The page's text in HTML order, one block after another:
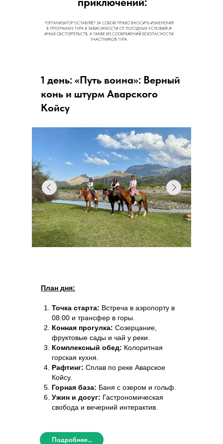
*ОРГАНИЗАТОР ОСТАВЛЯЕТ ЗА СОБОЙ ПРАВО ВНОСИТЬ ИЗМЕНЕНИЯ
В ПРОГРАММУ ТУРА В ЗАВИСИМОСТИ ОТ ПОГОДНЫХ УСЛОВИЙ И
ИНЫХ ОБСТОЯТЕЛЬСТВ, А ТАКЖЕ ИЗ СООБРАЖЕНИЙ БЕЗОПАСНОСТИ
УЧАСТНИКОВ ТУРА.
1 день: «Путь воина»: Верный
конь и штурм Аварского
Койсу
План дня:
Точка старта: Встреча в аэропорту в
08:00 и трансфер в горы.
Конная прогулка: Созерцание,
фруктовые сады и чай у реки.
Комплексный обед: Колоритная
горская кухня.
Рафтинг: Сплав по реке Аварское
Койсу.
Горная база: Баня с озером и гольф.
Ужин и досуг: Гастрономическая
свобода и вечерний интерактив.
Подробнее...